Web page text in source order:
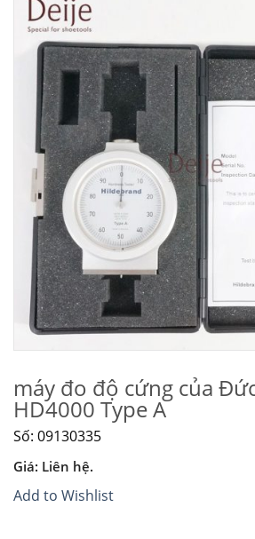
máy đo độ cứng của
HD4000 Type A
Số: 09130335
Giá: Liên hệ.
Add to Wishlist